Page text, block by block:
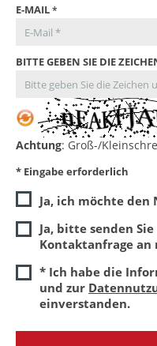
E-MAIL
BITTE GEBEN SIE DIE
Achtung: Groß-/
* Eingabe erforderlich
Ja, ich möchte
Ja, bitte senden
Kontaktanfrage an
* Ich habe die
und zur
einverstanden.